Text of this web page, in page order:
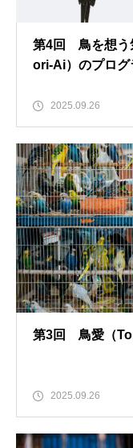
第4回 鳥を想う
ori-Ai）のプログ
2025.09.26
第3回 鳥愛（
2025.09.26